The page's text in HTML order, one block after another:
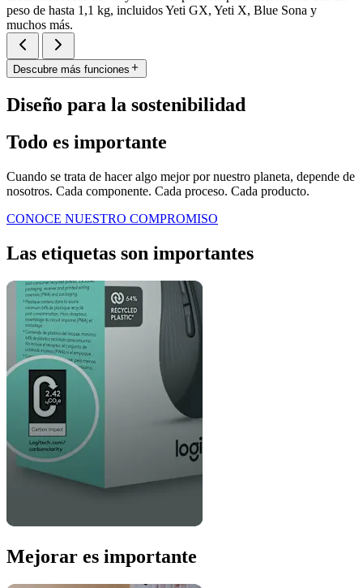
peso de hasta 1,1 kg, incluidos Yeti GX, Yeti X, Blue Sona y
muchos más.
Descubre más funciones
Diseño para la sostenibilidad
Todo es importante
Cuando se trata de hacer algo mejor por nuestro planeta, depende de
nosotros. Cada componente. Cada proceso. Cada producto.
CONOCE NUESTRO COMPROMISO
Las etiquetas son importantes
Mejorar es importante